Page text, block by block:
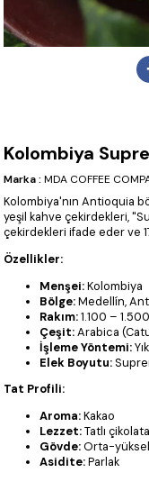
Kolombiya
Marka : MDA COFFEE
Kolombiya'nın Antioquia
yeşil kahve çekirdekleri,
çekirdekleri ifade eder ve
Özellikler:
Menşei:Kolombiya
Bölge:Medellín,
Rakım:1.100 –
Çeşit:Arabica
İşleme Yöntemi:
Elek Boyutu:
Tat Profili:
Aroma:Kakao
Lezzet:Tatlı
Gövde:Orta-
Asidite:Parlak